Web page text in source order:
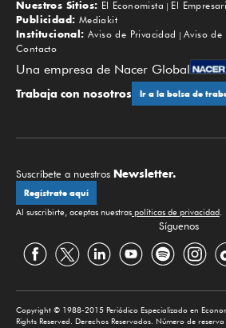
Nuestros Sitios: El Economista El
Publicidad: Mediakit
Institucional: Aviso de Privacidad
Aviso de
Contacto
Una empresa de Nacer Global
Trabaja con nosotros Ir a la bolsa de
Suscríbete a nuestros Newsletter.
Regístrate aquí
Al suscribirte, aceptas nuestras políticas de privacidad
Síguenos
Copyright © 1988-2015 Periódico Especializado en
Rights Reserved. Derechos Reservados. Número de